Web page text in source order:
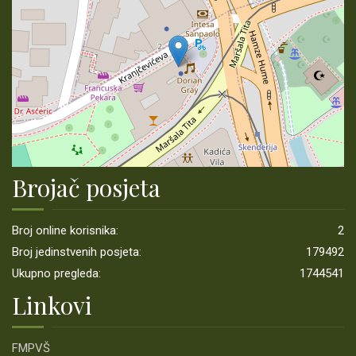
Brojač posjeta
Broj online korisnika:
2
Broj jedinstvenih posjeta:
179492
Ukupno pregleda:
1744541
Linkovi
FMPVŠ
PRIMJEROM UPLATNICE)
CERTIFICIRANJE
CERTIFIKAT
OBAVJEŠTENJA
MONITORING
ŠUMSKOPRIVREDNE OSNOVE
KONTAKT
LINKOVI
PRIJAVA KORUPCIJE